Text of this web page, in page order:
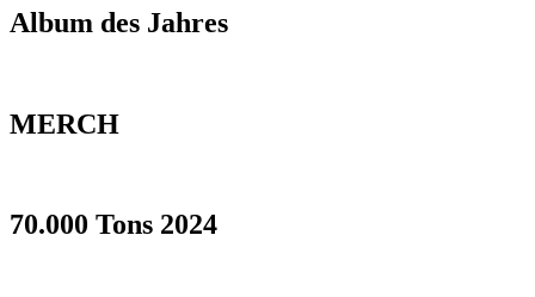
Album des Jahres
MERCH
70.000 Tons 2024